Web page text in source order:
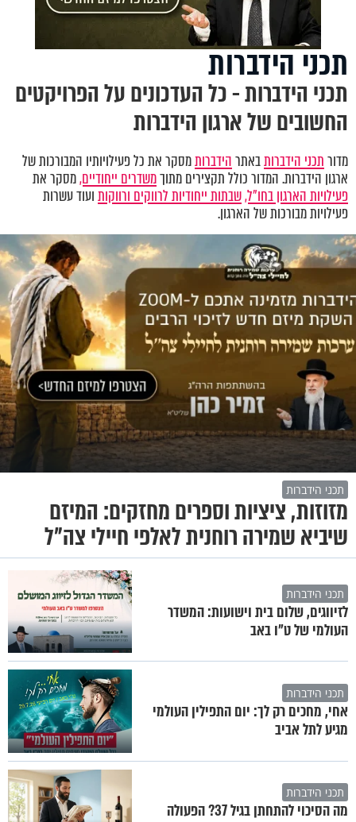
תכני הידברות
תכני הידברות - כל העדכונים על הפרויקטים
החשובים של ארגון הידברות
מדורתכני הידברותבאתרהידברותמסקר את כל פעילויותיו המבורכות של
ארגון הידברות. המדור כולל תקצירים מתוךמשדרים ייחודיים,מסקר את
פעילויות הארגון בחו"ל,שבתות ייחודיות לרווקים ורווקותועוד עשרות
פעילויות מבורכות של הארגון.
תכני הידברות
מזוזות, ציציות וספרים מחזקים: המיזם
שיביא שמירה רוחנית לאלפי חיילי צה"ל
תכני הידברות
לזיווגים, שלום בית וישועות: המשדר
העולמי של ט"ו באב
תכני הידברות
אחי, מחכים רק לך: יום התפילין העולמי
מגיע לתל אביב
תכני הידברות
מה הסיכוי להתחתן בגיל 37? הפעולה